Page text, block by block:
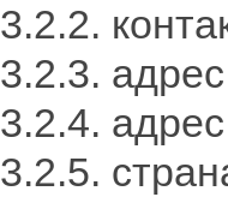
3.2.2.
3.2.3.
3.2.4.
3.2.5.